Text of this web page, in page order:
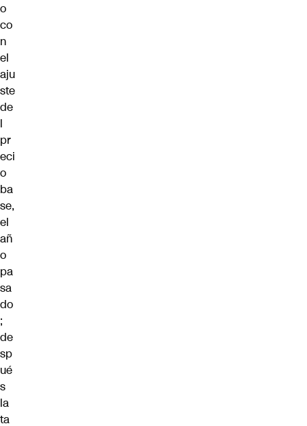
o
co
n
el
aju
ste
de
l
pr
eci
o
ba
se,
el
añ
o
pa
sa
do
;
de
sp
ué
s
la
ta